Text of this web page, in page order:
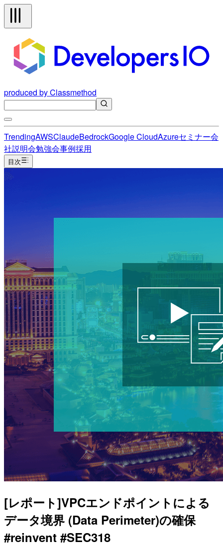
produced by Classmethod
TrendingAWSClaudeBedrockGoogle CloudAzureセミナー会
社説明会勉強会事例採用
目次
[レポート]VPCエンドポイントによる
データ境界 (Data Perimeter)の確保
#reinvent #SEC318